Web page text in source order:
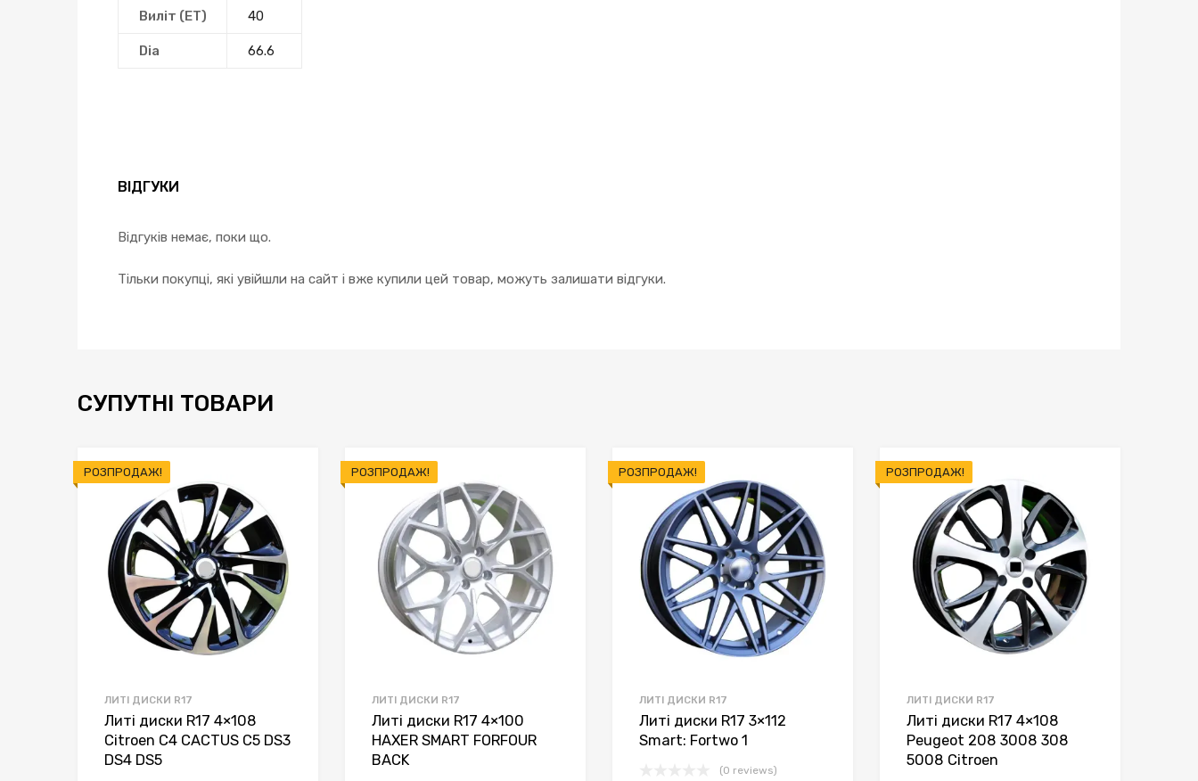
Виліт (ЕТ) 40
Dia 66.6
ВІДГУКИ
Відгуків немає, поки що.
Тільки покупці, які увійшли на сайт і вже купили цей товар, можуть залишати відгуки.
СУПУТНІ ТОВАРИ
РОЗПРОДАЖ!
ЛИТІ ДИСКИ R17
Литі диски R17 4×108
Citroen C4 CACTUS C5 DS3
DS4 DS5
РОЗПРОДАЖ!
ЛИТІ ДИСКИ R17
Литі диски R17 4×100
HAXER SMART FORFOUR
BACK
РОЗПРОДАЖ!
ЛИТІ ДИСКИ R17
Литі диски R17 3×112
Smart: Fortwo 1
(0 reviews)
РОЗПРОДАЖ!
ЛИТІ ДИСКИ R17
Литі диски R17 4×108
Peugeot 208 3008 308
5008 Citroen